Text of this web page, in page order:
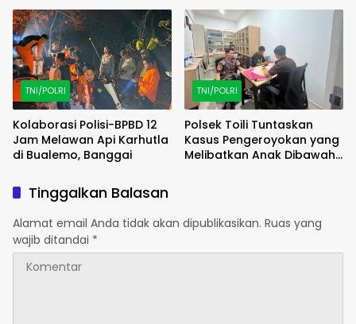
di Polsek Salawati
TNI/POLRI
Kolaborasi Polisi-BPBD 12
Jam Melawan Api Karhutla
di Bualemo, Banggai
TNI/POLRI
Polsek Toili Tuntaskan
Kasus Pengeroyokan yang
Melibatkan Anak Dibawah
Tinggalkan Balasan
Alamat email Anda tidak akan dipublikasikan. Ruas yang
wajib ditandai *